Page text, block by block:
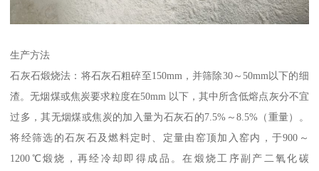
生产方法
石灰石煅烧法：将石灰石粗碎至150mm，并筛除30～50mm以下的细
渣。无烟煤或焦炭要求粒度在50mm 以下，其中所含低熔点灰分不宜
过多，其无烟煤或焦炭的加入量为石灰石的7.5%～8.5%（重量）。
将经筛选的石灰石及燃料定时、定量由窑顶加入窑内，于900～
1200℃煅烧，再经冷却即得成品。在煅烧工序副产二氧化碳